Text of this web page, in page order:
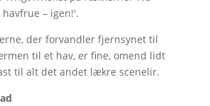
– igen!'.
der forvandler fjernsynet til
til et hav, er fine, omend lidt
til alt det andet lækre scenelir.